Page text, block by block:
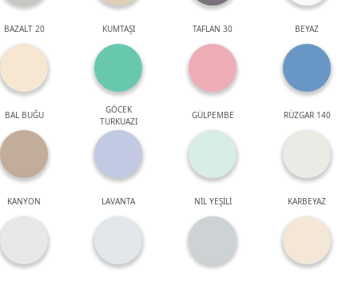
BAZALT 20 KUMTAŞI TAFLAN 30 BEYAZ
BAL BUĞU
GÖCEK
TURKUAZI
GÜLPEMBE RÜZGAR 140
KANYON LAVANTA NİL YEŞİLİ KARBEYAZ